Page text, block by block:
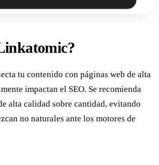
tu contenido con páginas web de alta
impactan el SEO. Se recomienda
alta calidad sobre cantidad, evitando
no naturales ante los motores de